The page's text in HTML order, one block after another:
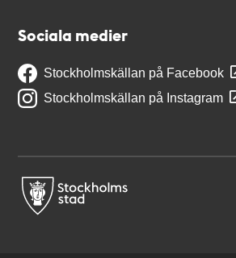
Sociala medier
Stockholmskällan på Facebook
Stockholmskällan på Instagram